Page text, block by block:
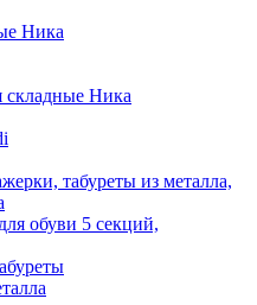
Ника
складные Ника
табуреты из металла,
обуви 5 секций,